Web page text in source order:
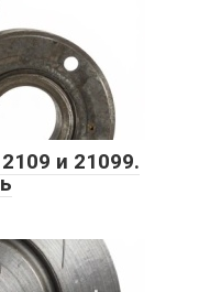
и 21099.